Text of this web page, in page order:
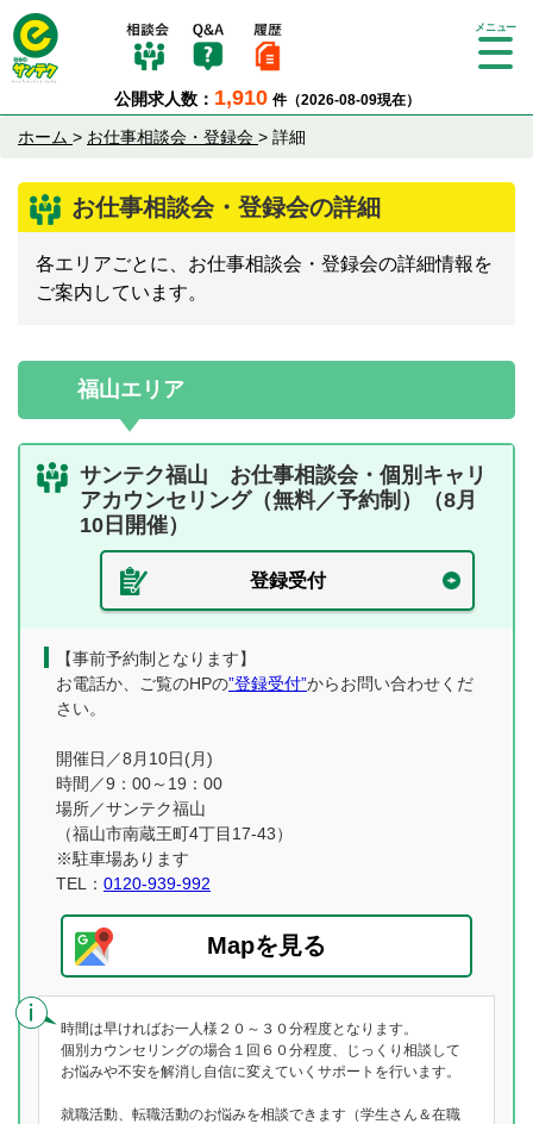
公開求人数： 1,910 件（2026-08-09現在）
Tog
ホーム > お仕事相談会・登録会 > 詳細
お仕事相談会・登録会の詳細
各エリアごとに、お仕事相談会・登録会の詳細情報を
ご案内しています。
福山エリア
サンテク福山 お仕事相談会・個別キャリ
アカウンセリング（無料／予約制）（8月
10日開催）
登録受付
【事前予約制となります】
お電話か、ご覧のHPの”登録受付”からお問い合わせくだ
さい。
開催日／8月10日(月)
時間／9：00～19：00
場所／サンテク福山
（福山市南蔵王町4丁目17-43）
※駐車場あります
TEL： 0120-939-992
Mapを見る
時間は早ければお一人様２０～３０分程度となります。
個別カウンセリングの場合１回６０分程度、じっくり相談して
お悩みや不安を解消し自信に変えていくサポートを行います。
就職活動、転職活動のお悩みを相談できます（学生さん＆在職